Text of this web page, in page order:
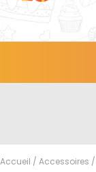
Accueil / Accessoires